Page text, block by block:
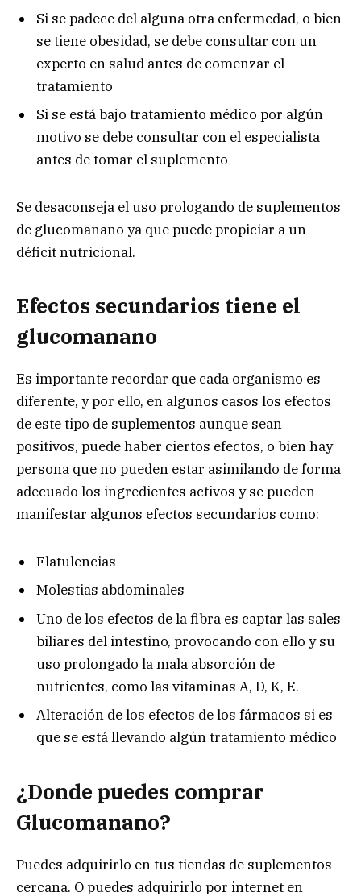
Si se padece del alguna otra enfermedad, o bien
se tiene obesidad, se debe consultar con un
experto en salud antes de comenzar el
tratamiento
Si se está bajo tratamiento médico por algún
motivo se debe consultar con el especialista
antes de tomar el suplemento
Se desaconseja el uso prologando de suplementos
de glucomanano ya que puede propiciar a un
déficit nutricional.
Efectos secundarios tiene el
glucomanano
Es importante recordar que cada organismo es
diferente, y por ello, en algunos casos los efectos
de este tipo de suplementos aunque sean
positivos, puede haber ciertos efectos, o bien hay
persona que no pueden estar asimilando de forma
adecuado los ingredientes activos y se pueden
manifestar algunos efectos secundarios como:
Flatulencias
Molestias abdominales
Uno de los efectos de la fibra es captar las sales
biliares del intestino, provocando con ello y su
uso prolongado la mala absorción de
nutrientes, como las vitaminas A, D, K, E.
Alteración de los efectos de los fármacos si es
que se está llevando algún tratamiento médico
¿Donde puedes comprar
Glucomanano?
Puedes adquirirlo en tus tiendas de suplementos
cercana. O puedes adquirirlo por internet en